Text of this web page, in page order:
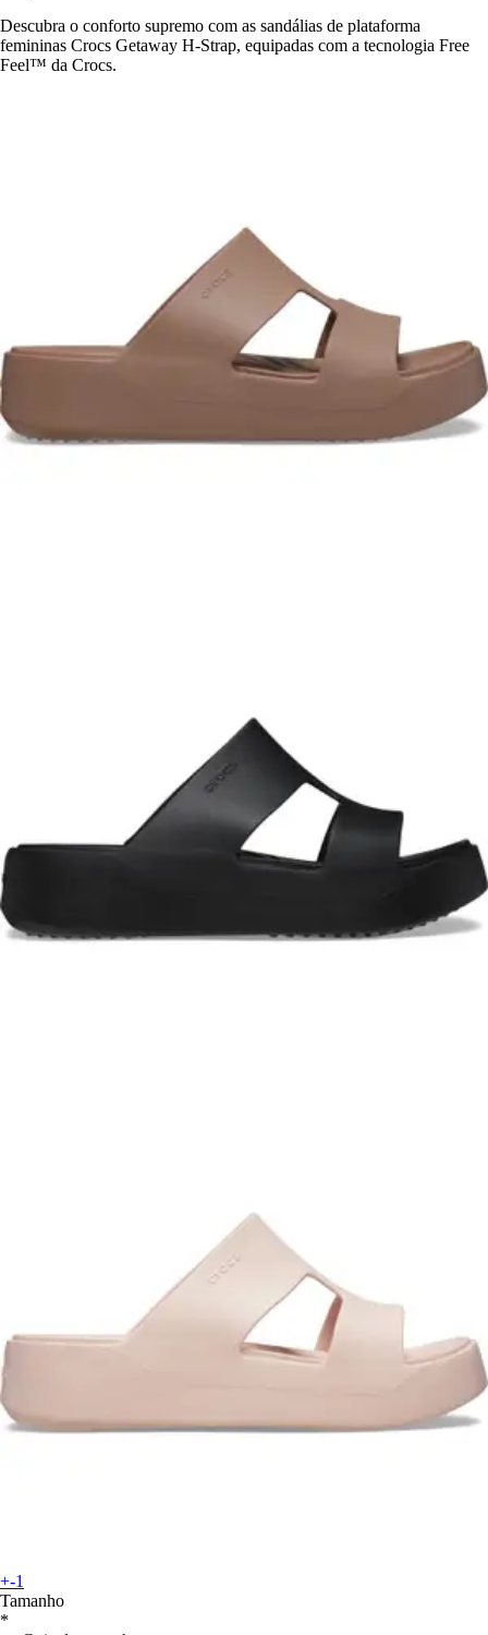
Descubra o conforto supremo com as sandálias de plataforma
femininas Crocs Getaway H-Strap, equipadas com a tecnologia Free
Feel™ da Crocs.
+-1
Tamanho
*